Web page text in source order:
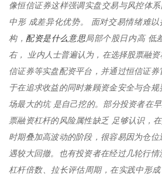
像恒信证券这样强调实盘交易与风控体
中形 成差异化优势。 面对交易情绪难
构， 配资是什么意思局部个股日内高 低
右， 业内人士普遍认为，在选择股票融
信证券等实盘配资平台，并通过恒信证
于在追求收益的同时兼顾资金安全与合
场最大的坑 是自己挖的。部分投资者在
票融资杠杆的风险属性缺乏 足够认识，
时期叠加高波动的阶段，很容易因为仓
遇较大回撤。也有投资者在经过几轮行
杠杆倍数、拉长评估周期，在实践中形